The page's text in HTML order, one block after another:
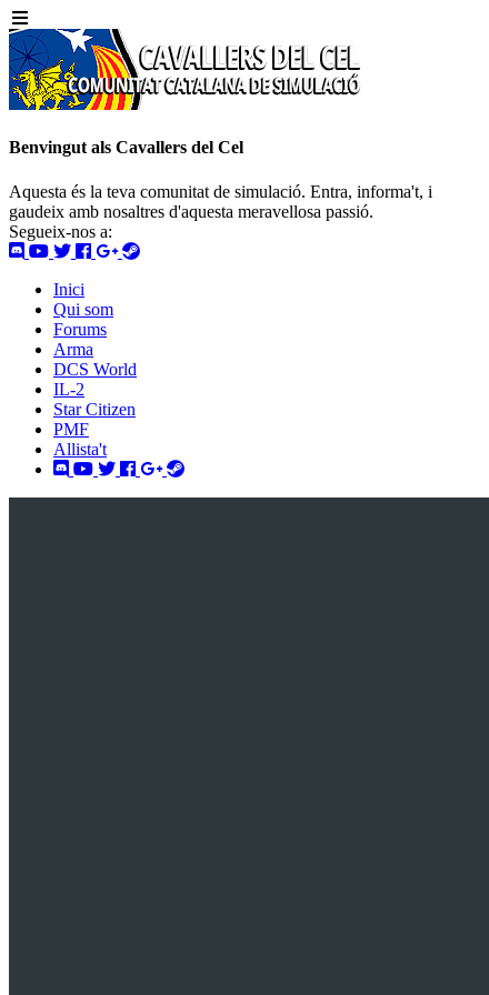
Benvingut als Cavallers del Cel
Aquesta és la teva comunitat de simulació. Entra, informa't, i
gaudeix amb nosaltres d'aquesta meravellosa passió.
Segueix-nos a:
Inici
Qui som
Forums
Arma
DCS World
IL-2
Star Citizen
PMF
Allista't